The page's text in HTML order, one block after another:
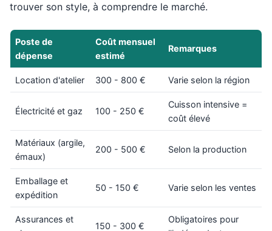
trouver son style, à comprendre le marché.
Poste de
dépense
Coût mensuel
estimé
Remarques
Location d'atelier 300 - 800 € Varie selon la région
Électricité et gaz 100 - 250 €
Cuisson intensive =
coût élevé
Matériaux (argile,
émaux)
200 - 500 € Selon la production
Emballage et
expédition
50 - 150 € Varie selon les ventes
Assurances et
150 - 300 €
Obligatoires pour